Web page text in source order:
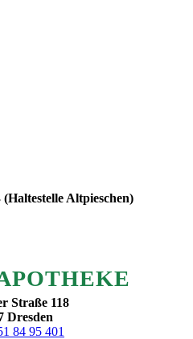
(Hal­te­stel­le Altpieschen)
Stra­ße 118
Dres­den
84 95 401